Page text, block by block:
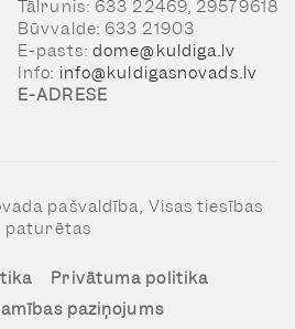
Tālrunis: 633 22469, 29579618
Būvvalde: 633 21903
E-pasts: dome@kuldiga.lv
Info: info@kuldigasnovads.lv
E-ADRESE
pašvaldība, Visas tiesības
paturētas
Privātuma politika
paziņojums